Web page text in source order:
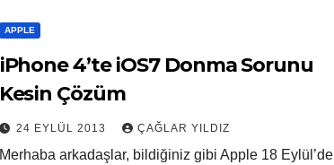
APPLE
iPhone 4’te iOS7 Donma Sorunu
Kesin Çözüm
24 EYLÜL 2013 ÇAĞLAR YILDIZ
Merhaba arkadaşlar, bildiğiniz gibi Apple 18 Eylül’de